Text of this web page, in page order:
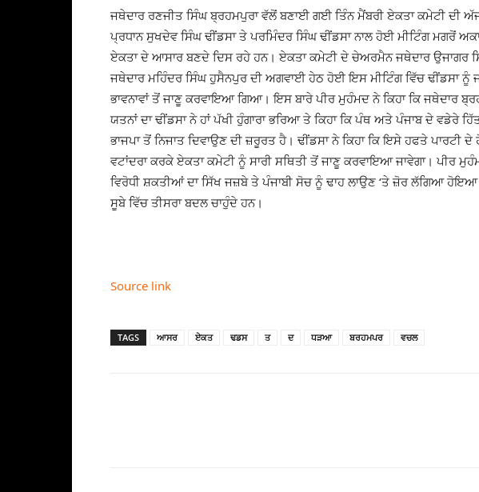
ਜਥੇਦਾਰ ਰਣਜੀਤ ਸਿੰਘ ਬ੍ਰਹਮਪੁਰਾ ਵੱਲੋਂ ਬਣਾਈ ਗਈ ਤਿੰਨ ਮੈਂਬਰੀ ਏਕਤਾ ਕਮੇਟੀ ਦੀ
ਪ੍ਰਧਾਨ ਸੁਖਦੇਵ ਸਿੰਘ ਢੀਂਡਸਾ ਤੇ ਪਰਮਿੰਦਰ ਸਿੰਘ ਢੀਂਡਸਾ ਨਾਲ ਹੋਈ ਮੀਟਿੰਗ ਮਗਰੋਂ
ਏਕਤਾ ਦੇ ਆਸਾਰ ਬਣਦੇ ਦਿਸ ਰਹੇ ਹਨ। ਏਕਤਾ ਕਮੇਟੀ ਦੇ ਚੇਅਰਮੈਨ ਜਥੇਦਾਰ ਉਜਾਗਰ
ਜਥੇਦਾਰ ਮਹਿੰਦਰ ਸਿੰਘ ਹੁਸੈਨਪੁਰ ਦੀ ਅਗਵਾਈ ਹੇਠ ਹੋਈ ਇਸ ਮੀਟਿੰਗ ਵਿੱਚ ਢੀਂਡਸਾ ਨੂੰ
ਭਾਵਨਾਵਾਂ ਤੋਂ ਜਾਣੂ ਕਰਵਾਇਆ ਗਿਆ। ਇਸ ਬਾਰੇ ਪੀਰ ਮੁਹੰਮਦ ਨੇ ਕਿਹਾ ਕਿ ਜਥੇਦਾਰ
ਯਤਨਾਂ ਦਾ ਢੀਂਡਸਾ ਨੇ ਹਾਂ ਪੱਖੀ ਹੁੰਗਾਰਾ ਭਰਿਆ ਤੇ ਕਿਹਾ ਕਿ ਪੰਥ ਅਤੇ ਪੰਜਾਬ ਦੇ ਵਡੇਰੇ
ਭਾਜਪਾ ਤੋਂ ਨਿਜਾਤ ਦਿਵਾਉਣ ਦੀ ਜ਼ਰੂਰਤ ਹੈ। ਢੀਂਡਸਾ ਨੇ ਕਿਹਾ ਕਿ ਇਸੇ ਹਫਤੇ ਪਾਰਟੀ ਦੇ
ਵਟਾਂਦਰਾ ਕਰਕੇ ਏਕਤਾ ਕਮੇਟੀ ਨੂੰ ਸਾਰੀ ਸਥਿਤੀ ਤੋਂ ਜਾਣੂ ਕਰਵਾਇਆ ਜਾਵੇਗਾ। ਪੀਰ
ਵਿਰੋਧੀ ਸ਼ਕਤੀਆਂ ਦਾ ਸਿੱਖ ਜਜ਼ਬੇ ਤੇ ਪੰਜਾਬੀ ਸੋਚ ਨੂੰ ਢਾਹ ਲਾਉਣ ‘ਤੇ ਜ਼ੋਰ ਲੱਗਿਆ ਹੋਇਆ
ਸੂਬੇ ਵਿੱਚ ਤੀਸਰਾ ਬਦਲ ਚਾਹੁੰਦੇ ਹਨ।
Source link
TAGS ਆਸਰ ਏਕਤ ਢਡਸ ਤ ਦ ਧੜਆ ਬਰਹਮਪਰ ਵਚਲ